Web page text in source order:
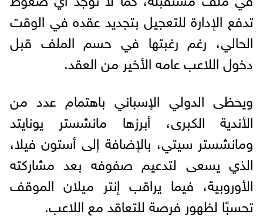
تدفع الإدارة للتعجيل بتجديد عقده في الوقت
الحالي، رغم رغبتها في حسم الملف قبل
دخول اللاعب عامه الأخير من العقد.
ويحظى الدولي الإسباني باهتمام عدد من
الأندية الكبرى، أبرزها مانشستر يونايتد
ومانشستر سيتي، بالإضافة إلى أستون فيلا،
الذي يسعى لتدعيم صفوفه بعد مشاركته
الأوروبية، فيما يراقب إنتر ميلان الموقف
تحسبًا لظهور فرصة للتعاقد مع اللاعب.